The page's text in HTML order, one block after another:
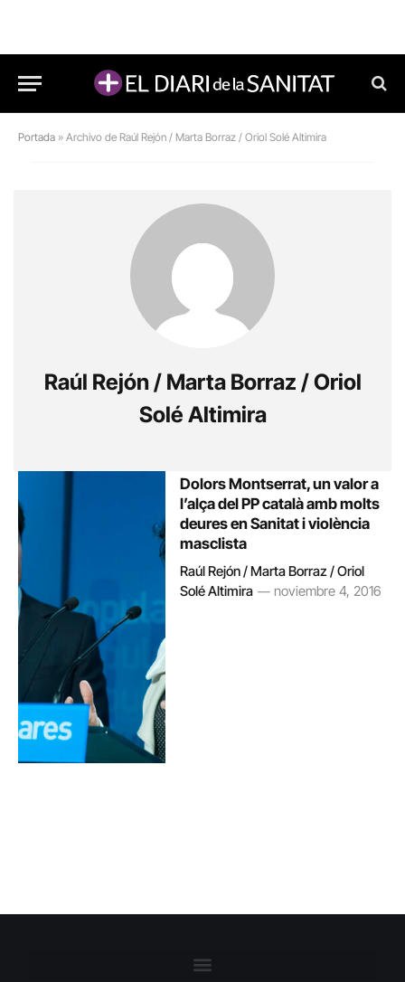
Portada » Archivo de Raúl Rejón / Marta Borraz / Oriol Solé Altimira
Raúl Rejón / Marta Borraz / Oriol
Solé Altimira
Dolors Montserrat, un valor a
l’alça del PP català amb molts
deures en Sanitat i violència
masclista
Raúl Rejón / Marta Borraz / Oriol
Solé Altimira
noviembre 4, 2016